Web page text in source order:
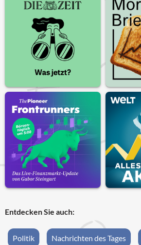
Entdecken Sie auch:
Politik Nachrichten des Tages